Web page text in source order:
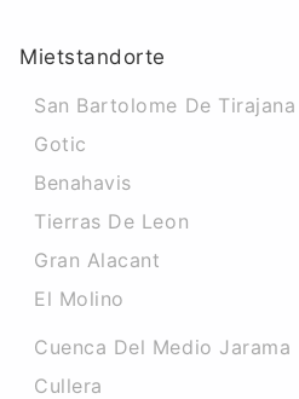
Mietstandorte
San Bartolome De Tirajana
Gotic
Benahavis
Tierras De Leon
Gran Alacant
El Molino
Cuenca Del Medio Jarama
Cullera